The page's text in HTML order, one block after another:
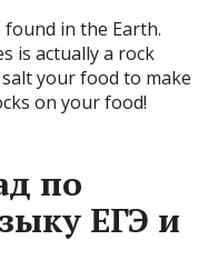
found in the Earth.
is actually a rock
your food to make
on your food!
по
ЕГЭ и